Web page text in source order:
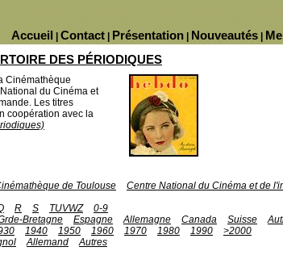
Nouveautés
Présentation
Contact
Accueil
DES PÉRIODIQUES
Cinémathèque
du Cinéma et
Les titres
coopération avec la
de Toulouse
Centre National du Cinéma et de
R S TUVWZ
0-9
Bretagne Espagne Allemagne Canada Suisse
1940 1950 1960 1970 1980 1990
>2000
Allemand
Autres